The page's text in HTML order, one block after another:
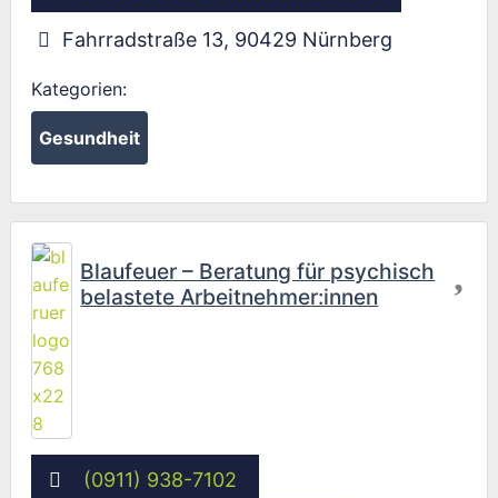
Fahrradstraße 13, 90429 Nürnberg
Kategorien:
Gesundheit
Blaufeuer – Beratung für psychisch
belastete Arbeitnehmer:innen
(0911) 938-7102